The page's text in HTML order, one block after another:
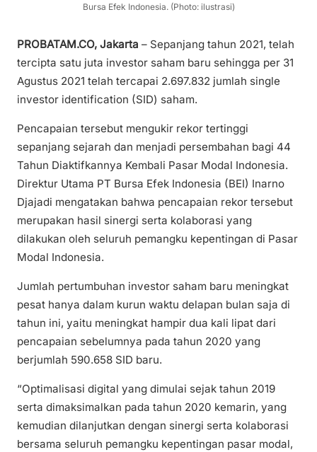
Bursa Efek Indonesia. (Photo: ilustrasi)
PROBATAM.CO, Jakarta – Sepanjang tahun 2021, telah
tercipta satu juta investor saham baru sehingga per 31
Agustus 2021 telah tercapai 2.697.832 jumlah single
investor identification (SID) saham.
Pencapaian tersebut mengukir rekor tertinggi
sepanjang sejarah dan menjadi persembahan bagi 44
Tahun Diaktifkannya Kembali Pasar Modal Indonesia.
Direktur Utama PT Bursa Efek Indonesia (BEI) Inarno
Djajadi mengatakan bahwa pencapaian rekor tersebut
merupakan hasil sinergi serta kolaborasi yang
dilakukan oleh seluruh pemangku kepentingan di Pasar
Modal Indonesia.
Jumlah pertumbuhan investor saham baru meningkat
pesat hanya dalam kurun waktu delapan bulan saja di
tahun ini, yaitu meningkat hampir dua kali lipat dari
pencapaian sebelumnya pada tahun 2020 yang
berjumlah 590.658 SID baru.
“Optimalisasi digital yang dimulai sejak tahun 2019
serta dimaksimalkan pada tahun 2020 kemarin, yang
kemudian dilanjutkan dengan sinergi serta kolaborasi
bersama seluruh pemangku kepentingan pasar modal,